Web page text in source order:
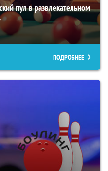
пул в развлекательном
ПОДРОБНЕЕ